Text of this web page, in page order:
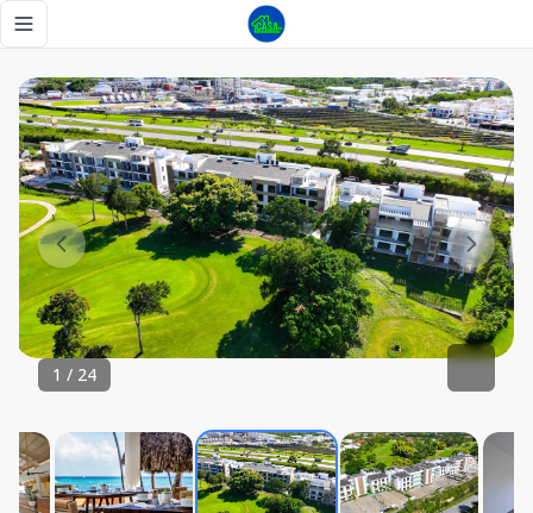
Toggle navigation menu
1 / 24
3 BR Condo Cocotal | Coral Bahía | Brand New -